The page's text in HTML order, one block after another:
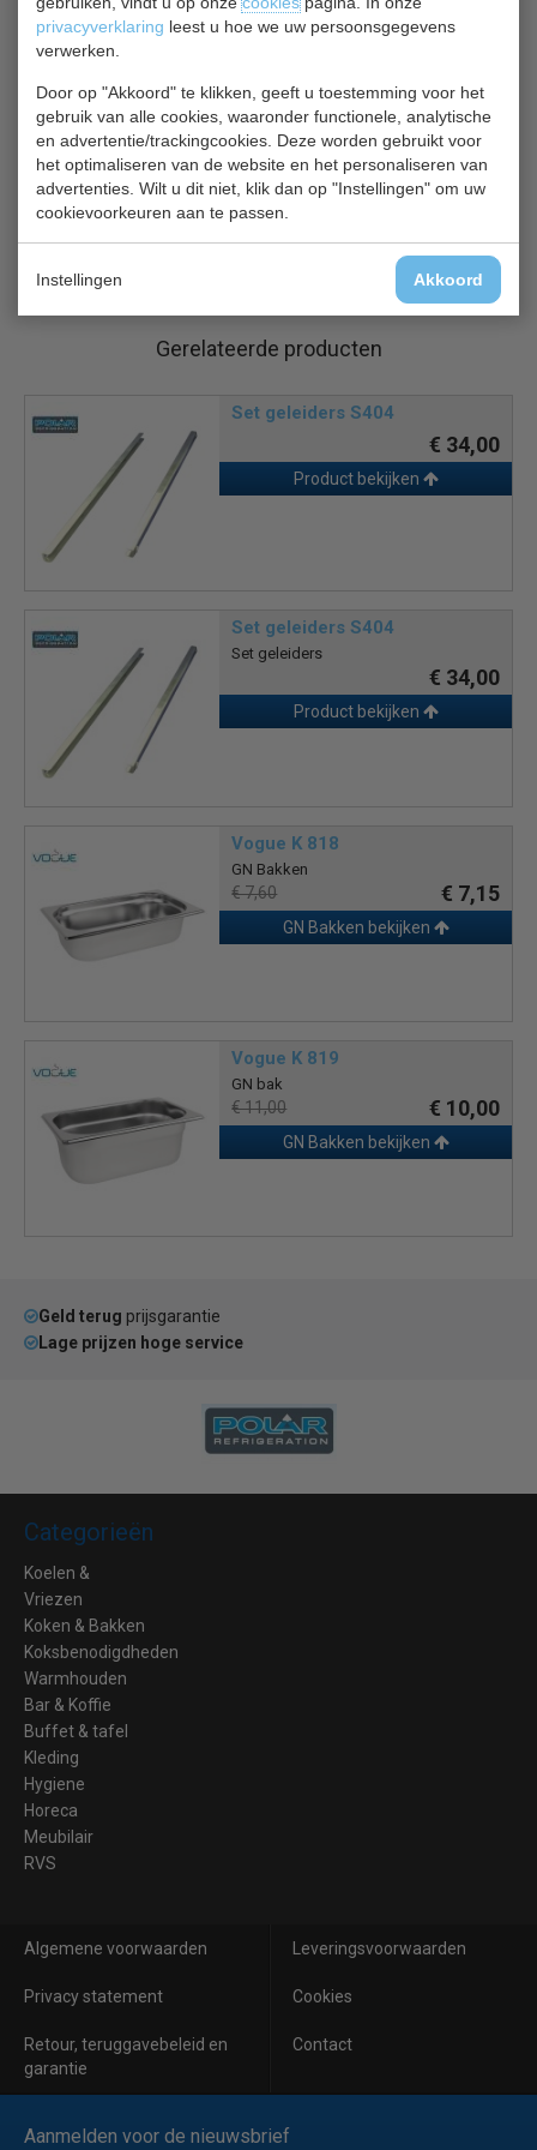
privacyverklaring leest u hoe we uw persoonsgegevens
verwerken.
Door op "Akkoord" te klikken, geeft u toestemming voor het
gebruik van alle cookies, waaronder functionele, analytische
en advertentie/trackingcookies. Deze worden gebruikt voor
het optimaliseren van de website en het personaliseren van
advertenties. Wilt u dit niet, klik dan op "Instellingen" om uw
cookievoorkeuren aan te passen.
Instellingen Akkoord
Met 4 verstelbare roosters en 3 bodemroosters
Bestaat uit 2 apart aangesloten units - werkbank en
De energie fiche verwijst alleen naar de werkbank
Omgevingstemperatuur: 5°C tot 32°C
Opzetvitrine geschikt voor GN 1/4 bakken
Let op: gastronorm bakken zijn niet inbegrepen
Gerelateerde producten
Set geleiders S404
€ 34,00
Product bekijken
Set geleiders S404
Set geleiders
€ 34,00
Product bekijken
Vogue K 818
GN Bakken
€ 7,60 € 7,15
GN Bakken bekijken
Vogue K 819
GN bak
€ 11,00 € 10,00
GN Bakken bekijken
Geld terug prijsgarantie
Lage prijzen hoge service
Categorieën
Koelen &
Vriezen
Koken & Bakken
Koksbenodigdheden
Warmhouden
Bar & Koffie
Buffet & tafel
Kleding
Hygiene
Horeca
Meubilair
RVS
Algemene voorwaarden Leveringsvoorwaarden
Privacy statement Cookies
Retour, teruggavebeleid en
garantie
Contact
Aanmelden voor de nieuwsbrief